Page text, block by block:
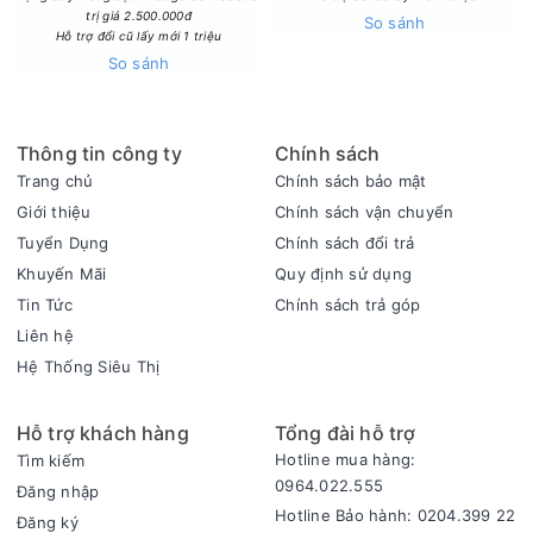
kèm là Quantum HDR và Mega Contrast, làm rõ sự tách biệt
giữa vùng sáng - tối và giảm hiện tượng cháy sáng ở các
cảnh phức tạp.
Supreme UHD Dimming
tiếp tục tối ưu bằng cách chia màn
hình thành nhiều vùng nhỏ để điều chỉnh ánh sáng độc lập.
Từ đó, các cảnh tối vẫn giữ chi tiết cần thiết, trong khi cảnh
sáng không bị loá. Tần số quét 50/60 Hz đáp ứng ổn nhu cầu
trị giá 2.500.000đ
Hỗ trợ đổi cũ lấy mới 1 triệu
So sánh
So sánh
Thông tin công ty
Trang chủ
Giới thiệu
Tuyển Dụng
Khuyến Mãi
Tin Tức
Liên hệ
Hệ Thống Siêu Thị
Chính sách
Chính sách bảo mật
Chính sách vận chuyển
Chính sách đổi trả
Quy định sử dụng
Chính sách trả góp
Hỗ trợ khách hàng
Tìm kiếm
Đăng nhập
Đăng ký
Tổng đài hỗ trợ
Hotline mua hàng:
0964.022.555
Hotline Bảo hành: 0204.399 22